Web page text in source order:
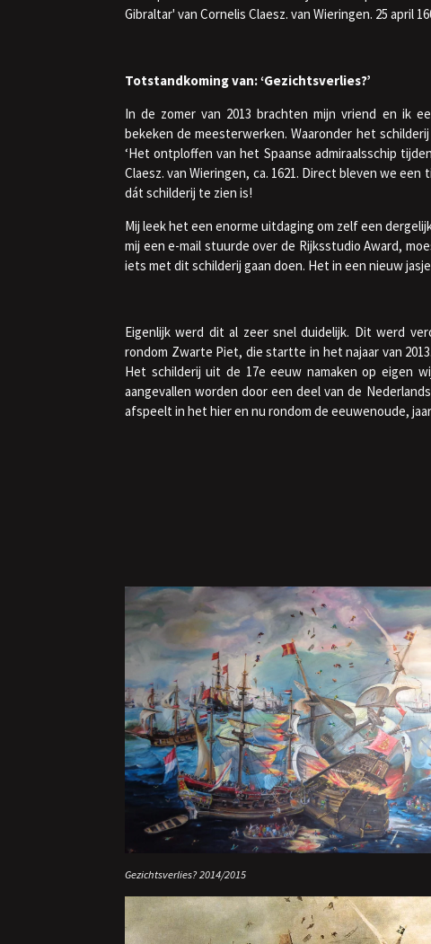
Gibraltar' van Cornelis Claesz. van Wieringen. 25 april
Totstandkoming van: ‘Gezichtsverlies?’
In de zomer van 2013 brachten mijn vriend en ik
bekeken de meesterwerken. Waaronder het
‘Het ontploffen van het Spaanse admiraalsschip
Claesz. van Wieringen, ca. 1621. Direct bleven we
dát schilderij te zien is!
Mij leek het een enorme uitdaging om zelf een
mij een e-mail stuurde over de Rijksstudio Award,
iets met dit schilderij gaan doen. Het in een nieuw
Eigenlijk werd dit al zeer snel duidelijk. Dit werd
rondom Zwarte Piet, die startte in het najaar van
Het schilderij uit de 17e eeuw namaken op eigen
aangevallen worden door een deel van de
afspeelt in het hier en nu rondom de eeuwenoude,
Gezichtsverlies? 2014/2015